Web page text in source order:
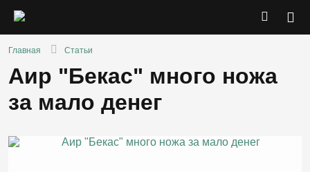
Главная Статьи
Аир "Бекас" много ножа
за мало денег